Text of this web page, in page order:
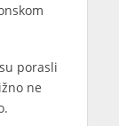
porasli
ne